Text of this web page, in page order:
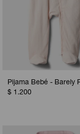
Pijama Bebé - Barely
$ 1.200